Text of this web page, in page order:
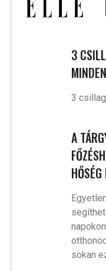
3
3
A
sokan